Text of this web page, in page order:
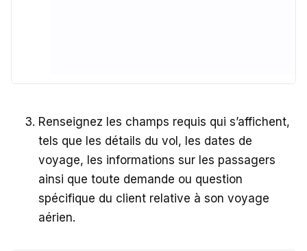
Renseignez les champs requis qui s’affichent,
tels que les détails du vol, les dates de
voyage, les informations sur les passagers
ainsi que toute demande ou question
spécifique du client relative à son voyage
aérien.